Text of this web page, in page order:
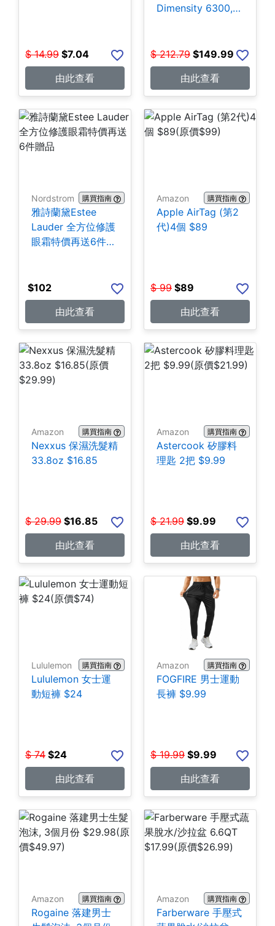
$ 14.99 $7.04
由此查看
Dimensity 6300,
$ 212.79 $149.99
由此查看
Nordstrom 購買指南
雅詩蘭黛Estee
Lauder 全方位修護
眼霜特價再送6件贈
$102
由此查看
Amazon 購買指南
Apple AirTag (第2
代)4個 $89
$ 99 $89
由此查看
Amazon 購買指南
Nexxus 保濕洗髮精
33.8oz $16.85
$ 29.99 $16.85
由此查看
Amazon 購買指南
Astercook 矽膠料
理匙 2把 $9.99
$ 21.99 $9.99
由此查看
Lululemon 購買指南
Lululemon 女士運
動短褲 $24
$ 74 $24
由此查看
Amazon 購買指南
FOGFIRE 男士運動
長褲 $9.99
$ 19.99 $9.99
由此查看
Amazon 購買指南
Rogaine 落建男士
Amazon 購買指南
Farberware 手壓式